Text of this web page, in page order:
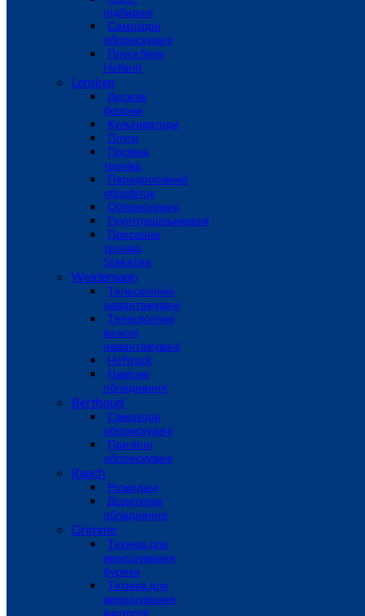
підбирачі
Самохідні
обприскувачі
Плуги New
Holland
Lemken
Дискові
борони
Культиватори
Плуги
Посівна
техніка
Передпосівний
обробіток
Обприскувачі
Грунтоущільнювачі
Просапна
техніка
Steketee
Weidemann
Телескопічні
навантажувачі
Телескопічні
колісні
навантажувачі
Hoftrack
Навісне
обладнання
Berthoud
Самохідні
обприскувачі
Причіпні
обприскувачі
Rauch
Розкидачі
Додаткове
обладнання
Grimme
Техніка для
вирощування
буряка
Техніка для
вирощування
картоплі